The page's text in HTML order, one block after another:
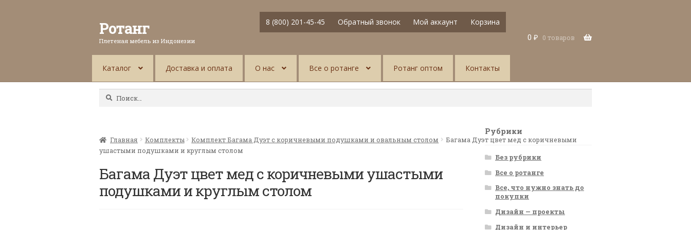
Ротанг
Плетеная мебель из Индонезии
8 (800) 201-45-45 Обратный звонок Мой аккаунт
Корзина
0 ₽ 0 товаров
Каталог Доставка и оплата О нас Все о ротанге Ротанг оптом Контакты
Найти:
Главная Комплекты Комплект Багама Дуэт с коричневыми подушками и овальным столом
Багама Дуэт цвет мед с коричневыми
ушастыми подушками и круглым столом
Багама Дуэт цвет мед с коричневыми ушастыми
подушками и круглым столом
Рубрики
Без рубрики
Все о ротанге
Все, что нужно знать до
покупки
Дизайн — проекты
Дизайн и интерьер